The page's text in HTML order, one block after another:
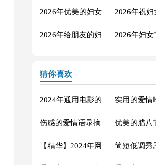
猜你喜欢
2024年通用电影的语录摘录88条
伤感的爱情语录摘录81条
【精华】2024年网络流行的语录摘录32句 简短低调秀